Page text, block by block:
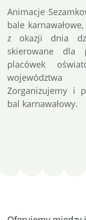
Animacje
bale
z okazji dnia
skierowane dla
placówek
województwa
Zorganizujemy i
bal karnawałowy.